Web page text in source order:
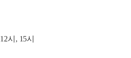
12시 , 15시